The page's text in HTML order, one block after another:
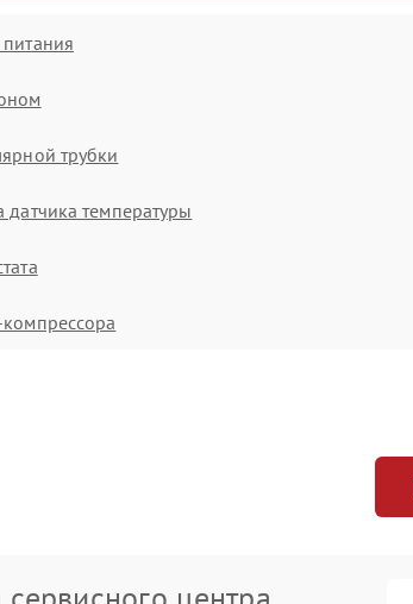
трубки
датчика температуры